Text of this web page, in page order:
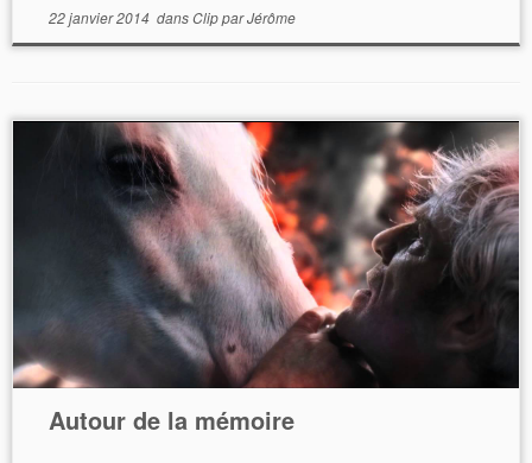
22 janvier 2014dansClipparJérôme
Autour de la mémoire